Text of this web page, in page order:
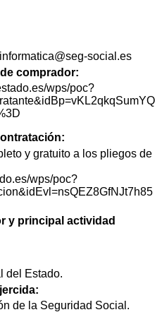
social.es
comprador:
wps/poc?
y gratuito a los pliegos de
wps/poc?
y principal actividad
del Estado.
de la Seguridad Social.